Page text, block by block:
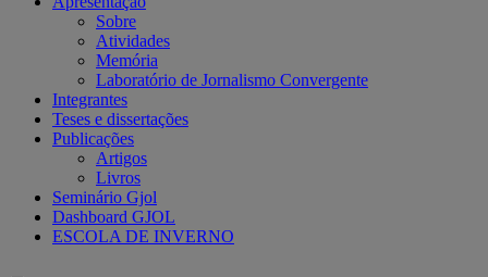
Sobre
Atividades
Memória
Laboratório de Jornalismo Convergente
Integrantes
Teses e dissertações
Publicações
Artigos
Livros
Seminário Gjol
Dashboard GJOL
ESCOLA DE INVERNO